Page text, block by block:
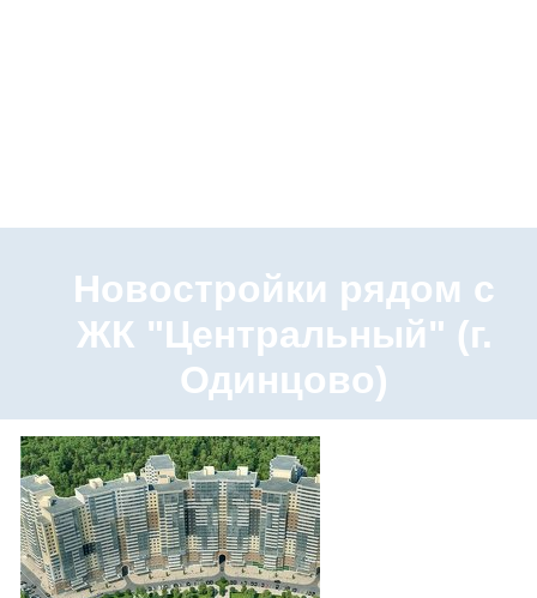
Новостройки рядом с
ЖК "Центральный" (г.
Одинцово)